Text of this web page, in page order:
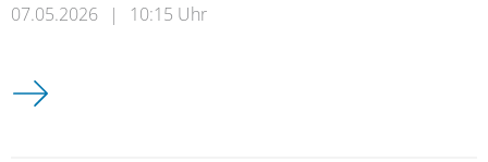
07.05.2026 | 10:15 Uhr
Termine Sommersemester 2026 Oberseminar Geschichte